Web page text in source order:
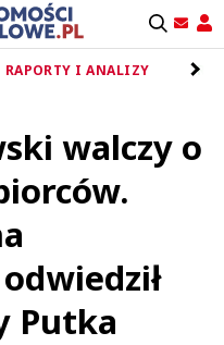
RAPORTY I ANALIZY
walczy o
Putka